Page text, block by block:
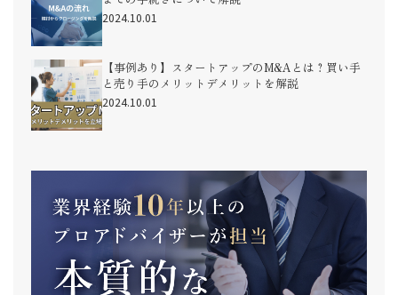
2024.10.01
【事例あり】スタートアップのM&Aとは？買い手
と売り手のメリットデメリットを解説
2024.10.01